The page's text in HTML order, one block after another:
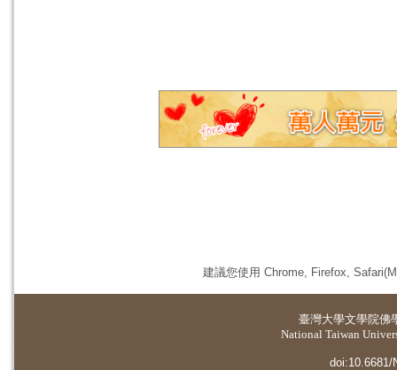
建議您使用 Chrome, Firefox,
臺灣大學文學院佛
National Taiwan
doi:10.6681/